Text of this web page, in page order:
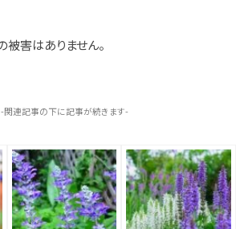
害はありません。
-関連記事の下に記事が続きます-